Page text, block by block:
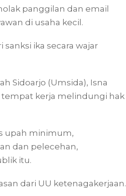
panggilan dan email
di usaha kecil.
ika secara wajar
Sidoarjo (Umsida), Isna
tempat kerja melindungi hak
upah minimum,
dan pelecehan,
itu.
dari UU ketenagakerjaan.